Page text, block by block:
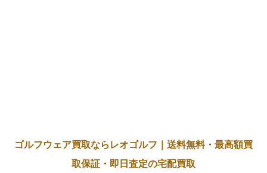
ゴルフウェア買取ならレオゴルフ｜送料無料・最高額買
取保証・即日査定の宅配買取